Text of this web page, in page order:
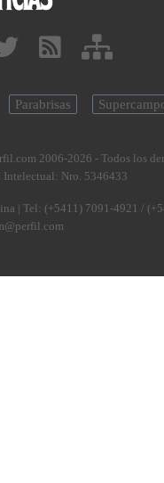
Parabrisas
2006-2026 - Todos los
Intelectual: Nro. 5346433
| Tel: (+5411) 7091-4921 /